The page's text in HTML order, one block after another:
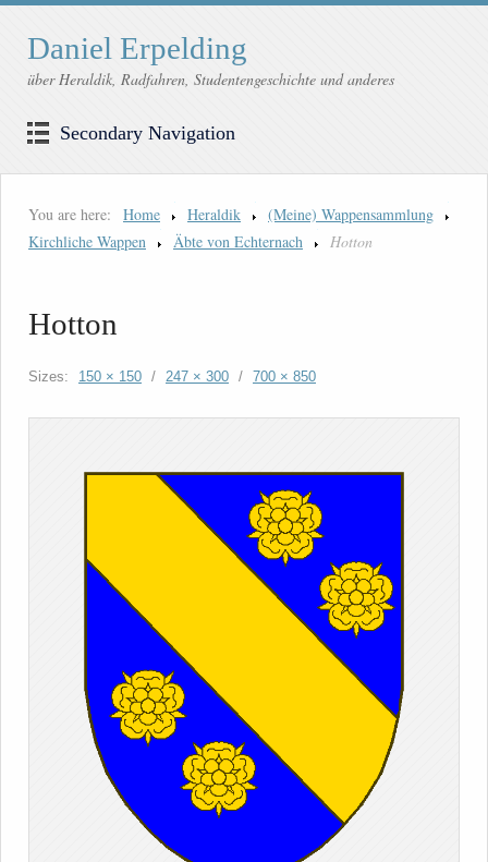
Daniel Erpelding
über Heraldik, Radfahren, Studentengeschichte und anderes
Secondary Navigation
You are here: Home Heraldik
(Meine) Wappensammlung
Kirchliche Wappen
Äbte von Echternach Hotton
Hotton
Sizes: 150 × 150 / 247 × 300 / 700 × 850